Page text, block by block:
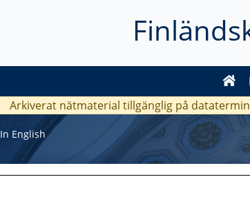
Arkiverat nätmaterial tillgänglig på
In English